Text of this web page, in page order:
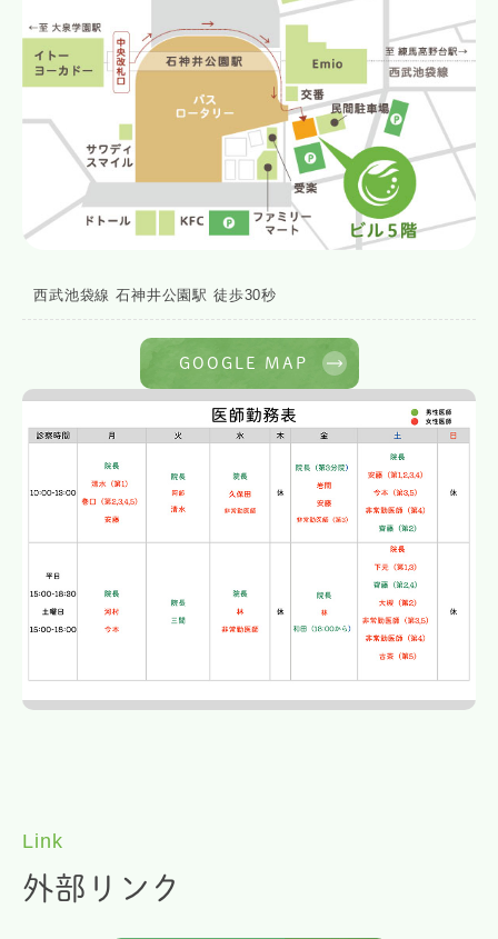
西武池袋線 石神井公園駅 徒歩30秒
GOOGLE MAP
Link
外部リンク